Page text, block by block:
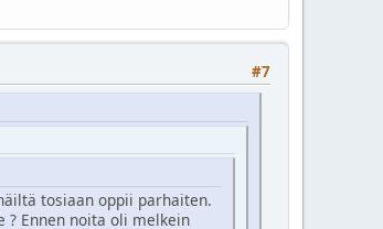
#7
tosiaan oppii parhaiten.
Ennen noita oli melkein